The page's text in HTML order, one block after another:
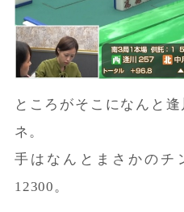
ところがそこになんと
ネ。
手はなんとまさかのチ
12300。